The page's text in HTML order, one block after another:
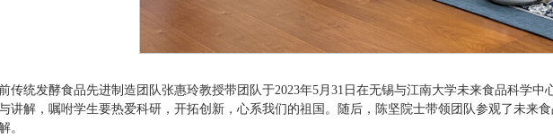
传统发酵食品先进制造团队张惠玲教授带团队于2023年5月31日在无锡与江南大学未来食品科学
讲解，嘱咐学生要热爱科研，开拓创新，心系我们的祖国。随后，陈坚院士带领团队参观了未来
。